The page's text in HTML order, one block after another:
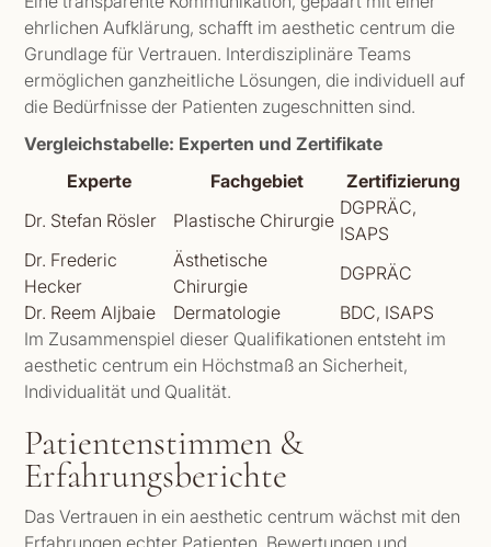
ehrlichen Aufklärung, schafft im aesthetic centrum die
Grundlage für Vertrauen. Interdisziplinäre Teams
ermöglichen ganzheitliche Lösungen, die individuell auf
die Bedürfnisse der Patienten zugeschnitten sind.
Vergleichstabelle: Experten und Zertifikate
Experte
Fachgebiet
Zertifizierung
Dr. Stefan Rösler
Plastische Chirurgie
DGPRÄC,
ISAPS
Dr. Frederic
Hecker
Ästhetische
Chirurgie
DGPRÄC
Dr. Reem Aljbaie
Dermatologie
BDC, ISAPS
Im Zusammenspiel dieser Qualifikationen entsteht im
aesthetic centrum ein Höchstmaß an Sicherheit,
Individualität und Qualität.
Patientenstimmen &
Erfahrungsberichte
Das Vertrauen in ein aesthetic centrum wächst mit den